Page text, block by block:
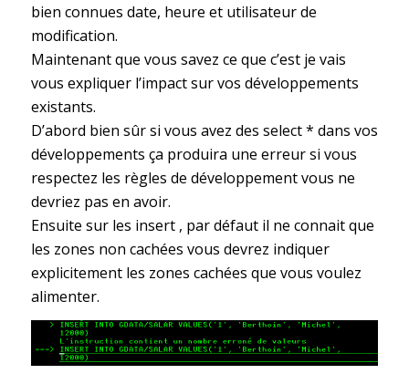
bien connues date, heure et utilisateur de
modification.
Maintenant que vous savez ce que c’est je vais
vous expliquer l’impact sur vos développements
existants.
D’abord bien sûr si vous avez des select * dans vos
développements ça produira une erreur si vous
respectez les règles de développement vous ne
devriez pas en avoir.
Ensuite sur les insert , par défaut il ne connait que
les zones non cachées vous devrez indiquer
explicitement les zones cachées que vous voulez
alimenter.